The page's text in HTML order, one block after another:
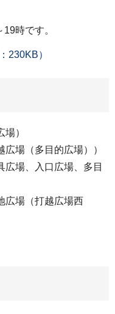
時です。
230KB）
）
場（多目的広場））
広場、入口広場、多目
広場（打越広場西